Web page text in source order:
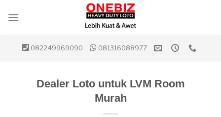
082249969090 081316088977
Dealer Loto untuk LVM Room
Murah